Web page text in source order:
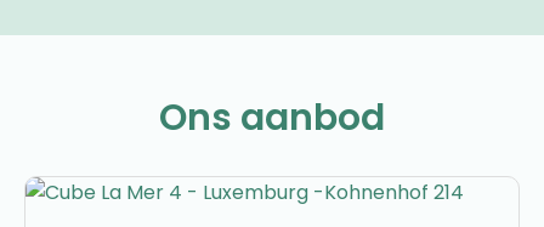
Ons aanbod